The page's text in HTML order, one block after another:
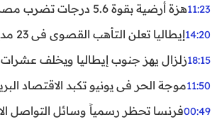
11:23هزة أرضية بقوة 5.6 درجات تضرب مصر
14:20إيطاليا تعلن التأهب القصوى في 23 مدينة بسبب موجة حر شديدة
18:15زلزال يهز جنوب إيطاليا ويخلف
11:50موجة الحر في يونيو تكبد الاقتصاد البريطاني
00:49فرنسا تحظر رسمياً وسائل التواصل